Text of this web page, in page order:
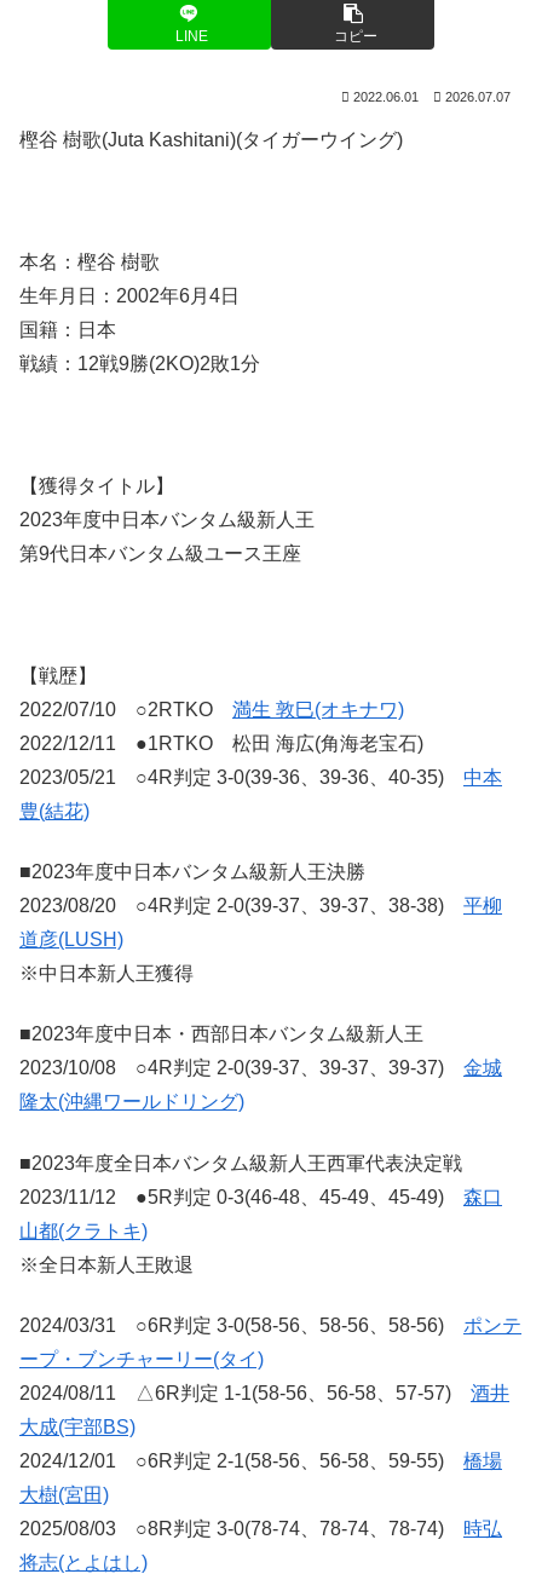
LINE コピー
2022.06.01 2026.07.07
樫谷 樹歌(Juta Kashitani)(タイガーウイング)
本名：樫谷 樹歌
生年月日：2002年6月4日
国籍：日本
戦績：12戦9勝(2KO)2敗1分
【獲得タイトル】
2023年度中日本バンタム級新人王
第9代日本バンタム級ユース王座
【戦歴】
2022/07/10 ○2RTKO 満生 敦巳(オキナワ)
2022/12/11 ●1RTKO 松田 海広(角海老宝石)
2023/05/21 ○4R判定 3-0(39-36、39-36、40-35) 中本
豊(結花)
■2023年度中日本バンタム級新人王決勝
2023/08/20 ○4R判定 2-0(39-37、39-37、38-38) 平柳
道彦(LUSH)
※中日本新人王獲得
■2023年度中日本・西部日本バンタム級新人王
2023/10/08 ○4R判定 2-0(39-37、39-37、39-37) 金城
隆太(沖縄ワールドリング)
■2023年度全日本バンタム級新人王西軍代表決定戦
2023/11/12 ●5R判定 0-3(46-48、45-49、45-49) 森口
山都(クラトキ)
※全日本新人王敗退
2024/03/31 ○6R判定 3-0(58-56、58-56、58-56) ポンテ
ープ・ブンチャーリー(タイ)
2024/08/11 △6R判定 1-1(58-56、56-58、57-57) 酒井
大成(宇部BS)
2024/12/01 ○6R判定 2-1(58-56、56-58、59-55) 橋場
大樹(宮田)
2025/08/03 ○8R判定 3-0(78-74、78-74、78-74) 時弘
将志(とよはし)